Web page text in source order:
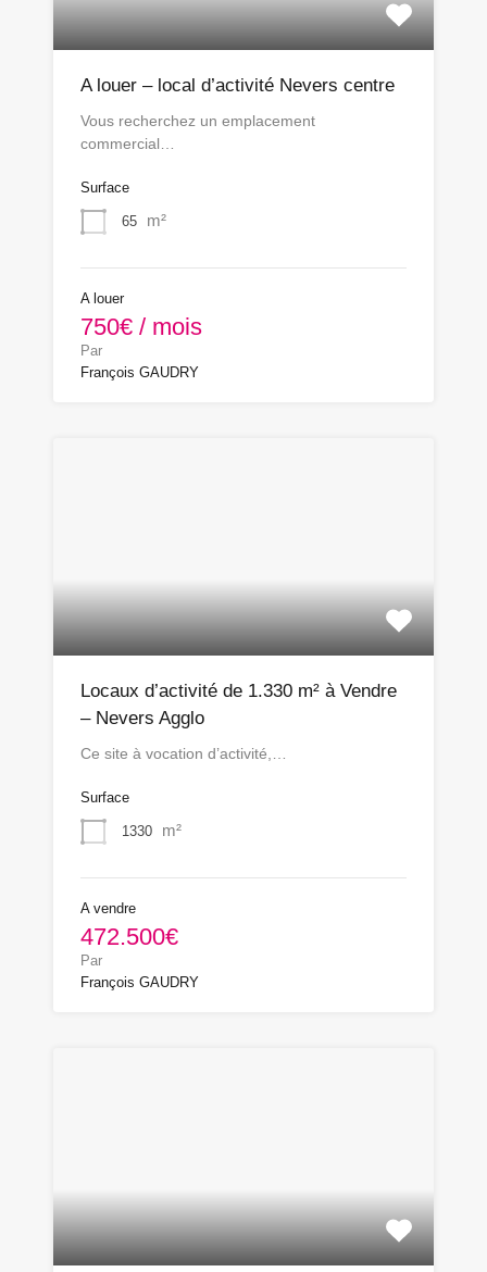
A louer – local d’activité Nevers centre
Vous recherchez un emplacement
commercial…
Surface
65 m²
A louer
750€ / mois
Par
François GAUDRY
Locaux d’activité de 1.330 m² à Vendre
– Nevers Agglo
Ce site à vocation d’activité,…
Surface
1330 m²
A vendre
472.500€
Par
François GAUDRY